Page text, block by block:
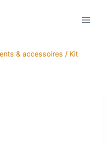
& accessoires / Kit